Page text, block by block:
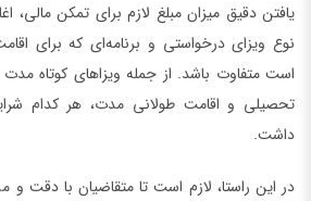
یافتن دقیق میزان مبلغ لازم برای تمکن
نوع ویزای درخواستی و برنامه‌ای که برای
است متفاوت باشد. از جمله ویزاهای کوتاه مدت
تحصیلی و اقامت طولانی مدت، هر کدام
داشت.
در این راستا، لازم است تا متقاضیان با دقت